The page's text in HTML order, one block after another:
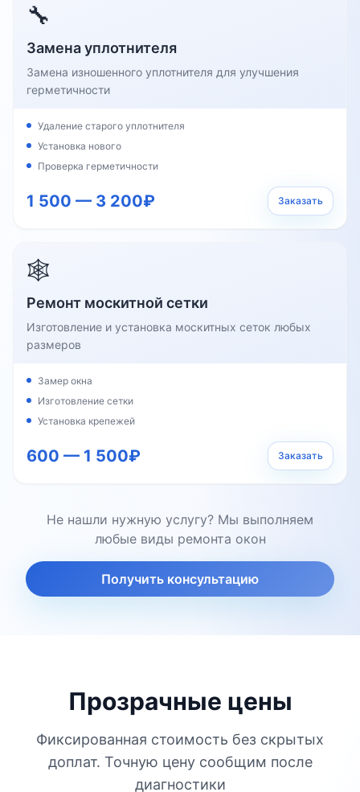
🔧
Замена уплотнителя
Замена изношенного уплотнителя для улучшения
герметичности
Удаление старого уплотнителя
Установка нового
Проверка герметичности
1 500 — 3 200₽ Заказать
🕸️
Ремонт москитной сетки
Изготовление и установка москитных сеток любых
размеров
Замер окна
Изготовление сетки
Установка крепежей
600 — 1 500₽ Заказать
Не нашли нужную услугу? Мы выполняем
любые виды ремонта окон
Получить консультацию
Прозрачные цены
Фиксированная стоимость без скрытых
доплат. Точную цену сообщим после
диагностики